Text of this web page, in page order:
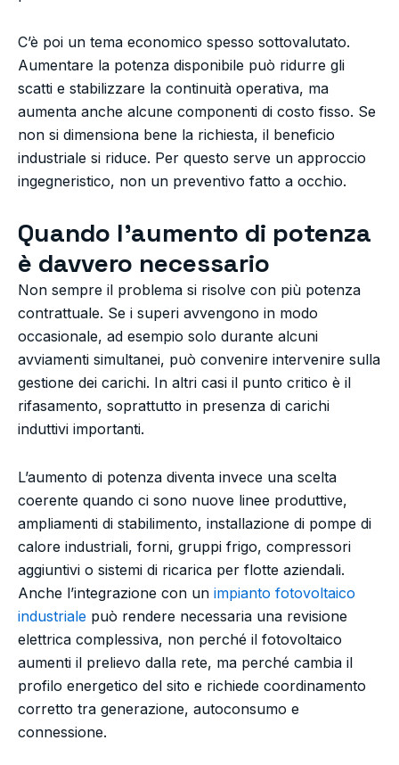
C’è poi un tema economico spesso sottovalutato.
Aumentare la potenza disponibile può ridurre gli
scatti e stabilizzare la continuità operativa, ma
aumenta anche alcune componenti di costo fisso. Se
non si dimensiona bene la richiesta, il beneficio
industriale si riduce. Per questo serve un approccio
ingegneristico, non un preventivo fatto a occhio.
Quando l’aumento di potenza
è davvero necessario
Non sempre il problema si risolve con più potenza
contrattuale. Se i superi avvengono in modo
occasionale, ad esempio solo durante alcuni
avviamenti simultanei, può convenire intervenire sulla
gestione dei carichi. In altri casi il punto critico è il
rifasamento, soprattutto in presenza di carichi
induttivi importanti.
L’aumento di potenza diventa invece una scelta
coerente quando ci sono nuove linee produttive,
ampliamenti di stabilimento, installazione di pompe di
calore industriali, forni, gruppi frigo, compressori
aggiuntivi o sistemi di ricarica per flotte aziendali.
Anche l’integrazione con un impianto fotovoltaico
industriale può rendere necessaria una revisione
elettrica complessiva, non perché il fotovoltaico
aumenti il prelievo dalla rete, ma perché cambia il
profilo energetico del sito e richiede coordinamento
corretto tra generazione, autoconsumo e
connessione.